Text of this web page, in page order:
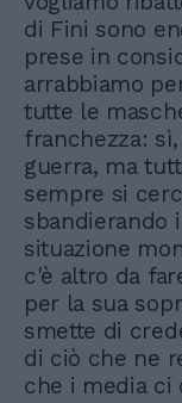
di Fini sono
prese in
arrabbiamo
tutte le
franchezza:
guerra, ma
sempre si
sbandierando
situazione
c'è altro da
per la sua
smette di
di ciò che ne
che i media ci